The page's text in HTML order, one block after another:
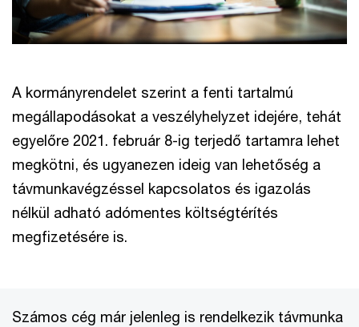
A kormányrendelet szerint a fenti tartalmú
megállapodásokat a veszélyhelyzet idejére, tehát
egyelőre 2021. február 8-ig terjedő tartamra lehet
megkötni, és ugyanezen ideig van lehetőség a
távmunkavégzéssel kapcsolatos és igazolás
nélkül adható adómentes költségtérítés
megfizetésére is.
Számos cég már jelenleg is rendelkezik távmunka